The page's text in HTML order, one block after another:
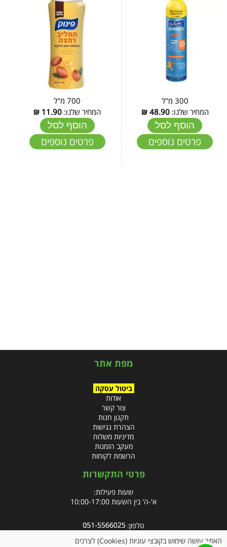
300 מ"ל
המחיר שלנו:48.90
₪
הוסף לסל
פרטים נוספים
700 מ"ל
המחיר שלנו: 11.90
₪
הוסף לסל
פרטים נוספים
מפת אתר
ביטול עסקה
אודות
צור קשר
תקנון חנות
הצהרת נגישות
מדיניות משלוח
מעקב הזמנות
הרשמת לקוחות
פרטי התקשרות
שעות פעילות:
א'-ה' בין השעות 10:00-17:00
טלפון:
האתר עושה שימוש בקובצי עוגיות (Cookies) לצרכים